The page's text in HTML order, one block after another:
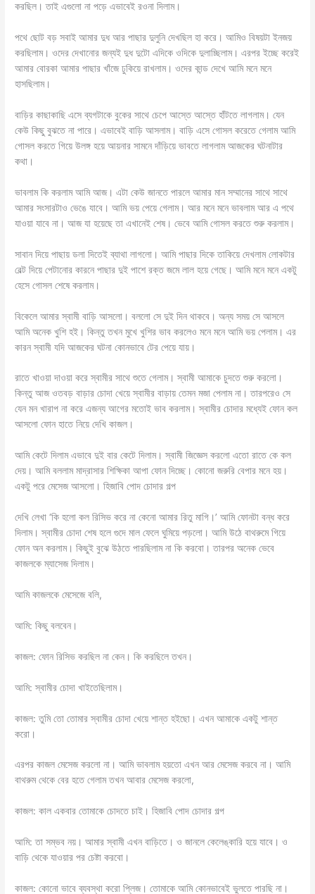
করছিল। তাই এগুলো না পড়ে এভাবেই রওনা দিলাম।
পথে ছোট বড় সবাই আমার দুধ আর পাছার দুলুনি দেখছিল হা করে। আমিও বিষয়টা ইনজয়
করছিলাম। ওদের দেখানোর জন্যই দুধ দুটো এদিকে ওদিকে দুলাচ্ছিলাম। এরপর ইচ্ছে করেই
আমার বোরকা আমার পাছার খাঁজে ঢুকিয়ে রাখলাম। ওদের কান্ড দেখে আমি মনে মনে
হাসছিলাম।
বাড়ির কাছাকাছি এসে ব্যগটাকে বুকের সাথে চেপে আস্তে আস্তে হাঁটতে লাগলাম। যেন
কেউ কিছু বুঝতে না পারে। এভাবেই বাড়ি আসলাম। বাড়ি এসে গোসল করেতে গেলাম আমি
গোসল করতে গিয়ে উলঙ্গ হয়ে আয়নার সামনে দাঁড়িয়ে ভাবতে লাগলাম আজকের ঘটনাটার
কথা।
ভাবলাম কি করলাম আমি আজ। এটা কেউ জানতে পারলে আমার মান সম্মানের সাথে সাথে
আমার সংসারটাও ভেঙে যাবে। আমি ভয় পেয়ে গেলাম। আর মনে মনে ভাবলাম আর এ পথে
যাওয়া যাবে না। আজ যা হয়েছে তা এখানেই শেষ। ভেবে আমি গোসল করতে শুরু করলাম।
সাবান দিয়ে পাছায় ডলা দিতেই ব্যাথা লাগলো। আমি পাছার দিকে তাকিয়ে দেখলাম লোকটার
বেল্ট দিয়ে পেটানোর কারনে পাছার দুই পাশে রক্ত জমে লাল হয়ে গেছে। আমি মনে মনে একটু
হেসে গোসল শেষে করলাম।
বিকেলে আমার স্বামী বাড়ি আসলো। বললো সে দুই দিন থাকবে। অন্য সময় সে আসলে
আমি অনেক খুশি হই। কিন্তু তখন মুখে খুশির ভাব করলেও মনে মনে আমি ভয় পেলাম। এর
কারন স্বামী যদি আজকের ঘটনা কোনভাবে টের পেয়ে যায়।
রাতে খাওয়া দাওয়া করে স্বামীর সাথে শুতে গেলাম। স্বামী আমাকে চুদতে শুরু করলো।
কিন্তু আজ ওতবড় বাড়ার চোদা খেয়ে স্বামীর বাড়ায় তেমন মজা পেলাম না। তারপরেও সে
যেন মন খারাপ না করে এজন্য আগের মতোই ভাব করলাম। স্বামীর চোদার মধ্যেই ফোন কল
আসলো ফোন হাতে নিয়ে দেখি কাজল।
আমি কেটে দিলাম এভাবে দুই বার কেটে দিলাম। স্বামী জিজ্ঞেস করলো এতো রাতে কে কল
দেয়। আমি বললাম মাদ্রাসার শিক্ষিকা আপা ফোন দিচ্ছে। কোনো জরুরি বেপার মনে হয়।
একটু পরে মেসেজ আসলো। হিজাবি পোদ চোদার গল্প
দেখি লেখা ‘কি হলো কল রিসিভ করে না কেনো আমার রিতু মাগি।’ আমি ফোনটা বন্ধ করে
দিলাম। স্বামীর চোদা শেষ হলে গুদে মাল ফেলে ঘুমিয়ে পড়লো। আমি উঠে বাথরুমে গিয়ে
ফোন অন করলাম। কিছুই বুঝে উঠতে পারছিলাম না কি করবো। তারপর অনেক ভেবে
কাজলকে ম্যাসেজ দিলাম।
আমি কাজলকে মেসেজে বলি,
আমি: কিছু বলবেন।
কাজল: ফোন রিসিভ করছিল না কেন। কি করছিলে তখন।
আমি: স্বামীর চোদা খাইতেছিলাম।
কাজল: তুমি তো তোমার স্বামীর চোদা খেয়ে শান্ত হইছো। এখন আমাকে একটু শান্ত
করো।
এরপর কাজল মেসেজ করলো না। আমি ভাবলাম হয়তো এখন আর মেসেজ করবে না। আমি
বাথরুম থেকে বের হতে গেলাম তখন আবার মেসেজ করলো,
কাজল: কাল একবার তোমাকে চোদতে চাই‌। হিজাবি পোদ চোদার গল্প
আমি: তা সম্ভব নয়। আমার স্বামী এখন বাড়িতে। ও জানলে কেলেঙ্কারি হয়ে যাবে। ও
বাড়ি থেকে যাওয়ার পর চেষ্টা করবো।
কাজল: কোনো ভাবে ব্যবস্থা করো প্লিজ। তোমাকে আমি কোনভাবেই ভুলতে পারছি না।